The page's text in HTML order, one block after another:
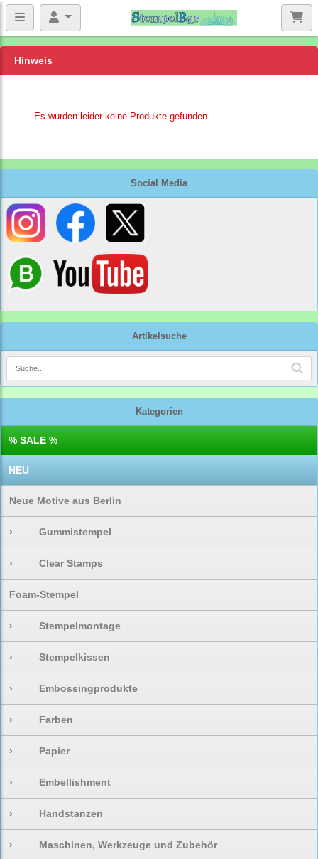
Social Media
Artikelsuche
Kategorien
% SALE %
NEU
Neue Motive aus Berlin
› Gummistempel
› Clear Stamps
Foam-Stempel
› Stempelmontage
› Stempelkissen
› Embossingprodukte
› Farben
› Papier
› Embellishment
› Handstanzen
› Maschinen, Werkzeuge und Zubehör
Hinweis
Es wurden leider keine Produkte gefunden.